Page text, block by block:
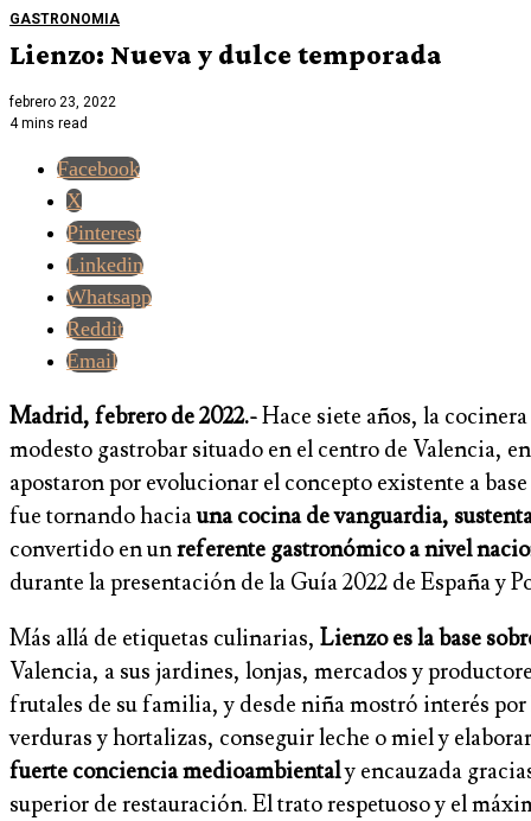
GASTRONOMIA
Lienzo: Nueva y dulce temporada
febrero 23, 2022
4 mins read
Facebook
X
Pinterest
Linkedin
Whatsapp
Reddit
Email
Madrid, febrero de 2022.-Hace siete años, la
modesto gastrobar situado en el centro de Valencia,
apostaron por evolucionar el concepto existente a
fue tornando haciauna cocina de vanguardia,
convertido en unreferente gastronómico a nivel
durante la presentación de la Guía 2022 de España y
Más allá de etiquetas culinarias, Lienzo es la base
Valencia, a sus jardines, lonjas, mercados y
frutales de su familia, y desde niña mostró interés por
verduras y hortalizas, conseguir leche o miel y
fuerte conciencia medioambientaly encauzada
superior de restauración. El trato respetuoso y el